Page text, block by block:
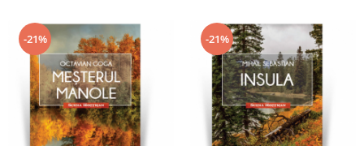
Non-fictiune
Calatorii
Memorii
Publicistica / Reportaje / Interviuri
Stiinte umaniste
-21% -21%